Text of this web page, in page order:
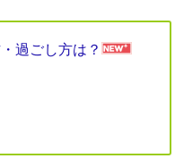
過ごし方は？